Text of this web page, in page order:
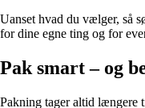
Uanset hvad du vælger, så
for dine egne ting og for
Pak smart – og
Pakning tager altid længere